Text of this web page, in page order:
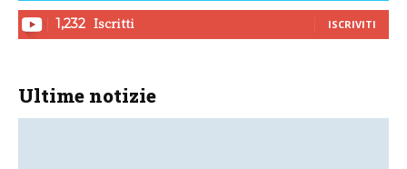
1,232 Iscritti ISCRIVITI
Ultime notizie